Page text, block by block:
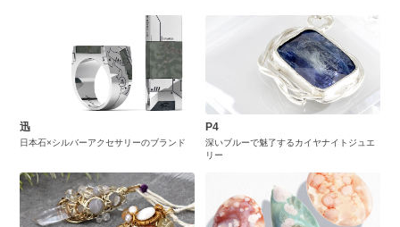
迅
日本石×シルバーアクセサリーのブランド
P4
深いブルーで魅了するカイヤナイトジュエ
リー